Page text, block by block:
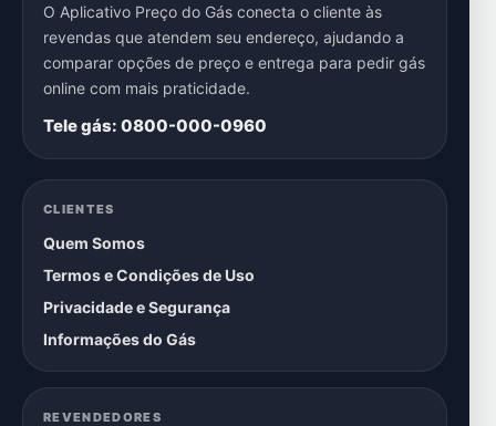
O Aplicativo Preço do Gás conecta o cliente às
revendas que atendem seu endereço, ajudando a
comparar opções de preço e entrega para pedir gás
online com mais praticidade.
Tele gás: 0800-000-0960
CLIENTES
Quem Somos
Termos e Condições de Uso
Privacidade e Segurança
Informações do Gás
REVENDEDORES